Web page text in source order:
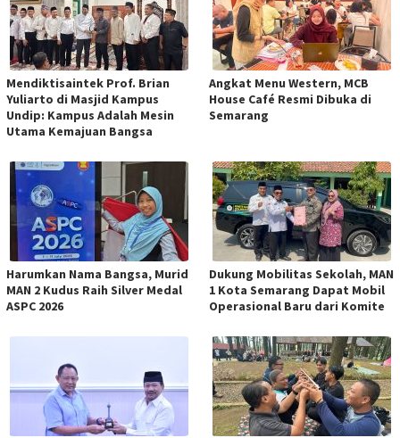
Mendiktisaintek Prof. Brian
Yuliarto di Masjid Kampus
Undip: Kampus Adalah Mesin
Utama Kemajuan Bangsa
Angkat Menu Western, MCB
House Café Resmi Dibuka di
Semarang
Harumkan Nama Bangsa, Murid
MAN 2 Kudus Raih Silver Medal
ASPC 2026
Dukung Mobilitas Sekolah, MAN
1 Kota Semarang Dapat Mobil
Operasional Baru dari Komite